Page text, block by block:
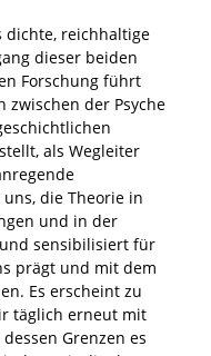
dichte, reichhaltige
dieser beiden
Forschung führt
zwischen der Psyche
als Wegleiter
die Theorie in
und in der
sensibilisiert für
prägt und mit dem
Es erscheint zu
täglich erneut mit
Grenzen es